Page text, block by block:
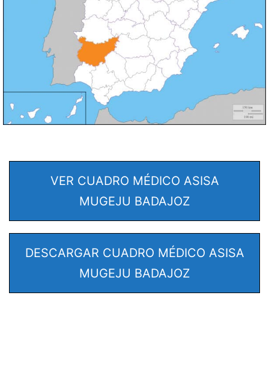
VER CUADRO MÉDICO ASISA
MUGEJU BADAJOZ
DESCARGAR CUADRO MÉDICO ASISA
MUGEJU BADAJOZ